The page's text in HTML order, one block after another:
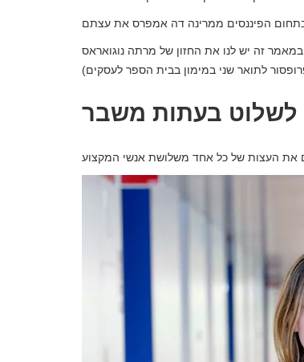
במאמר זה יש לנו את החזון של מרתה נוגואראס (מנהלת פרויקטים ומנטורית פיננסים במאיץ Lanzadera), פליפה סאנצ'ז